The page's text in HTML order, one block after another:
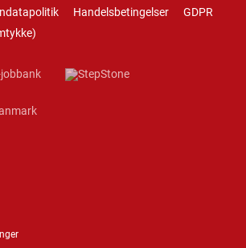
Handelsbetingelser
GDPR
)